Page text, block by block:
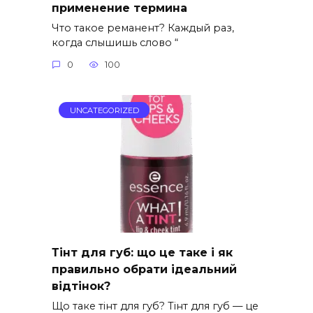
применение термина
Что такое реманент? Каждый раз,
когда слышишь слово “
0 100
UNCATEGORIZED
Тінт для губ: що це таке і як
правильно обрати ідеальний
відтінок?
Що таке тінт для губ? Тінт для губ — це